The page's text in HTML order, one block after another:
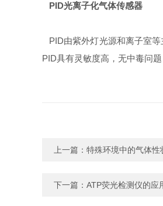
PID光离子化气体传感器
PID由紫外灯光源和离子室等
PID具有灵敏度高，无中毒问题
上一篇： 特殊环境中的气体性
下一篇： ATP荧光检测仪的应